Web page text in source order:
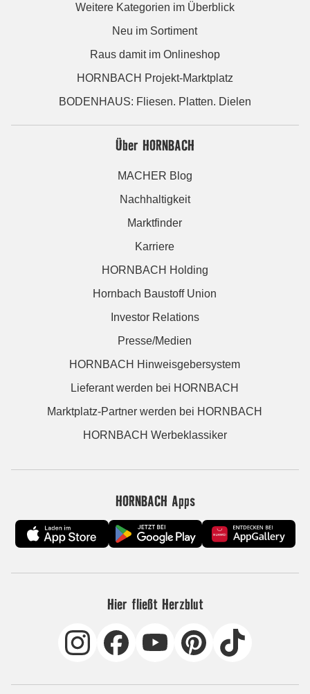
Weitere Kategorien im Überblick
Neu im Sortiment
Raus damit im Onlineshop
HORNBACH Projekt-Marktplatz
BODENHAUS: Fliesen. Platten. Dielen
Über HORNBACH
MACHER Blog
Nachhaltigkeit
Marktfinder
Karriere
HORNBACH Holding
Hornbach Baustoff Union
Investor Relations
Presse/Medien
HORNBACH Hinweisgebersystem
Lieferant werden bei HORNBACH
Marktplatz-Partner werden bei HORNBACH
HORNBACH Werbeklassiker
HORNBACH Apps
Hier fließt Herzblut